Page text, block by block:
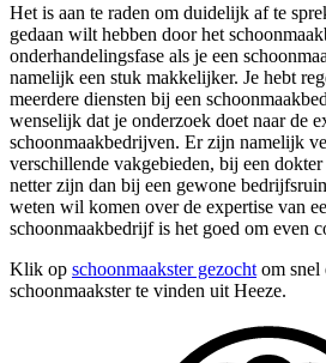
Het is aan te raden om duidelijk af te
gedaan wilt hebben door het
onderhandelingsfase als je een
namelijk een stuk makkelijker. Je hebt
meerdere diensten bij een
wenselijk dat je onderzoek doet naar de
schoonmaakbedrijven. Er zijn namelijk
verschillende vakgebieden, bij een
netter zijn dan bij een gewone
weten wil komen over de expertise van
schoonmaakbedrijf is het goed om even
Klik op schoonmaakster gezocht om snel
schoonmaakster te vinden uit Heeze.